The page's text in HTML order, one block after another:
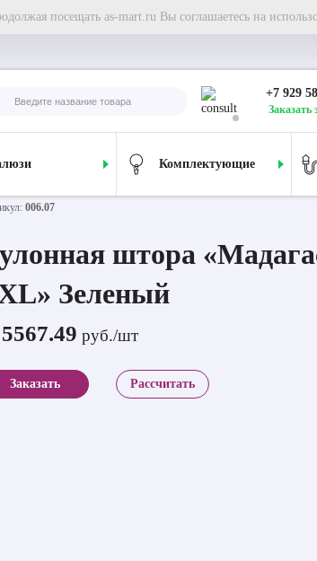
посещать as-mart.ru Вы соглашаетесь на
+7 929
Заказать
Комплектующие
006.07
штора
Зеленый
5567.49 руб./шт
Заказать Рассчитать